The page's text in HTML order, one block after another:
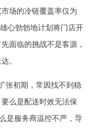
场的冷链覆盖率仅为
心勃勃地计划将门店开
面临的挑战不是客源，
。
张初期，常因找不到稳
么是配送时效无法保
是服务商温控不严，导